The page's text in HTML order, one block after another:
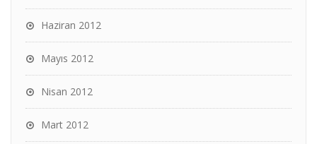
Haziran 2012
Mayıs 2012
Nisan 2012
Mart 2012